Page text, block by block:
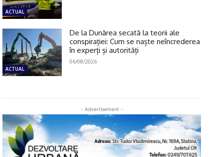
ACTUAL
ACTUAL
De la Dunărea secată la teorii ale
conspirației: Cum se naște neîncrederea
în experți și autorități
06/08/2026
- Advertisement -